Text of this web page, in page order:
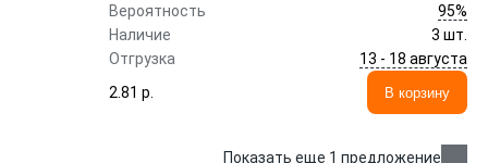
Вероятность
95%
Наличие
3 шт.
Отгрузка
13 - 18 августа
2.81 p.
В корзину
Показать еще 1 предложение